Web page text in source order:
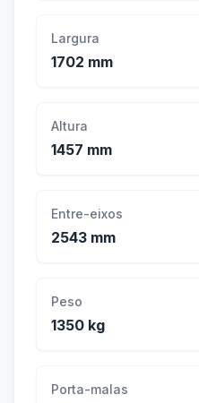
Largura
1702 mm
Altura
1457 mm
Entre-eixos
2543 mm
Peso
1350 kg
Porta-malas